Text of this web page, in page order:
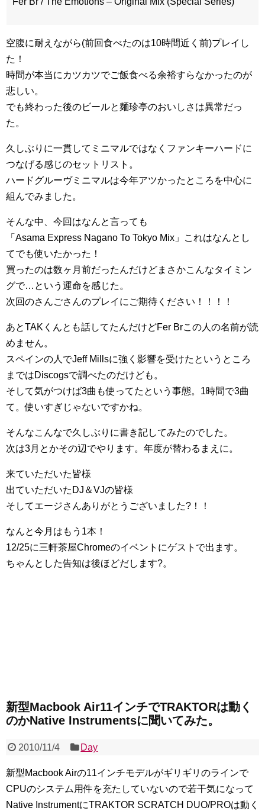
空腹に耐えながら(前回食べたのは10時間近く前)プレイし
た！
時間が本当にカツカツでご飯食べる余裕すらなかったのが
悲しい。
でも終わった後のビールと麺珍亭のおいしさは異常だっ
た。
久しぶりに一貫してミニマルではなくファンキーハードに
つなげる感じのセットリスト。
ハードグルーヴミニマルは今年アツかったところを中心に
組んでみました。
そんな中、今回はなんと言っても
「Asama Express Nagano To Tokyo Mix」これはなんとし
てでも使いたかった！
買ったのは数ヶ月前だったんだけどまさかこんなタイミン
グで…という運命を感じた。
次回のさんごさんのプレイにご期待ください！！！！
あとTAKくんとも話してたんだけどFer Brこの人の名前が読
めません。
スペインの人でJeff Millsに強く影響を受けたというところ
まではDiscogsで調べたのだけども。
そして気がつけば3曲も使ってたという事態。1時間で3曲
て。使いすぎじゃないですかね。
そんなこんなで久しぶりに書き記してみたのでした。
次は3月とかその辺でやります。年度が替わるまえに。
来ていただいた皆様
出ていただいたDJ＆VJの皆様
そしてエージさんありがとうございました?！！
なんと今月はもう1本！
12/25に三軒茶屋Chromeのイベントにゲストで出ます。
ちゃんとした告知は後ほどだします?。
新型Macbook Air11インチでTRAKTORは動く
のかNative Instrumentsに聞いてみた。
2010/11/4 Day
新型Macbook Airの11インチモデルがギリギリのラインで
CPUのシステム用件を充たしていないので若干気になって
Native InstrumentにTRAKTOR SCRATCH DUO/PROは動く